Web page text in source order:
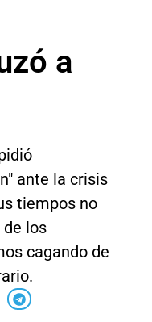
a
ante la crisis
tiempos no
los
cagando de